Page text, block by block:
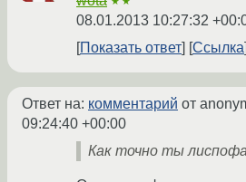
08.01.2013 10:27:32
Показать ответ
Ссылка
Ответ на: комментарий от
09:24:40 +00:00
Как точно ты